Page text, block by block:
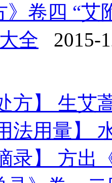
》卷四 “艾
全
2015-
方】 生艾
法用量】
录】 方出